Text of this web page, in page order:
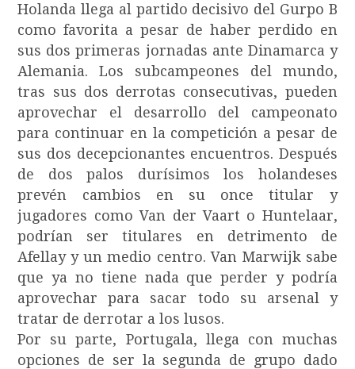
Holanda llega al partido decisivo del Gurpo B
como favorita a pesar de haber perdido en
sus dos primeras jornadas ante Dinamarca y
Alemania. Los subcampeones del mundo,
tras sus dos derrotas consecutivas, pueden
aprovechar el desarrollo del campeonato
para continuar en la competición a pesar de
sus dos decepcionantes encuentros. Después
de dos palos durísimos los holandeses
prevén cambios en su once titular y
jugadores como Van der Vaart o Huntelaar,
podrían ser titulares en detrimento de
Afellay y un medio centro. Van Marwijk sabe
que ya no tiene nada que perder y podría
aprovechar para sacar todo su arsenal y
tratar de derrotar a los lusos.
Por su parte, Portugala, llega con muchas
opciones de ser la segunda de grupo dado